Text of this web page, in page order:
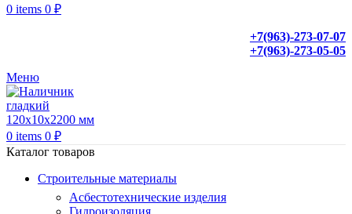
0 items 0 ₽
+7(963)-273-07-07
+7(963)-273-05-05
Меню
0 items 0 ₽
Каталог товаров
Строительные материалы
Асбестотехнические изделия
Гидроизоляция